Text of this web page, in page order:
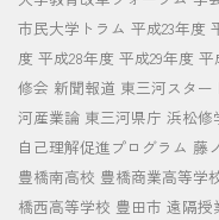
市民大学トラム 平成23年度
度 平成28年度 平成29年度 平
修会 新聞報道 東三河スター
河産業論 東三河県庁 浜松修
自己理解促進プログラム 藤
豊橋南高校 豊橋商業高等学
橋西高等学校 豊田市 遠隔授